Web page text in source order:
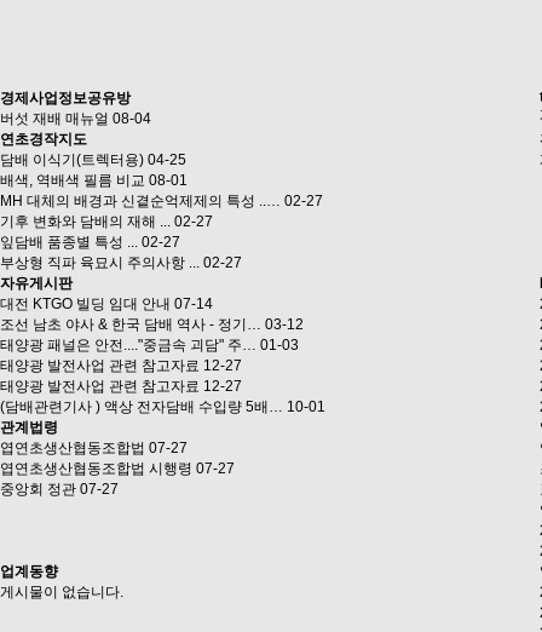
경제사업정보공유방
버섯 재배 매뉴얼 08-04
연초경작지도
담배 이식기(트렉터용) 04-25
배색, 역배색 필름 비교 08-01
MH 대체의 배경과 신곁순억제제의 특성 ..… 02-27
기후 변화와 담배의 재해 ... 02-27
잎담배 품종별 특성 ... 02-27
부상형 직파 육묘시 주의사항 ... 02-27
자유게시판
대전 KTGO 빌딩 임대 안내 07-14
조선 남초 야사 & 한국 담배 역사 - 정기… 03-12
태양광 패널은 안전...."중금속 괴담" 주… 01-03
태양광 발전사업 관련 참고자료 12-27
태양광 발전사업 관련 참고자료 12-27
(담배관련기사 ) 액상 전자담배 수입량 5배… 10-01
관계법령
엽연초생산협동조합법 07-27
엽연초생산협동조합법 시행령 07-27
중앙회 정관 07-27
업계동향
게시물이 없습니다.